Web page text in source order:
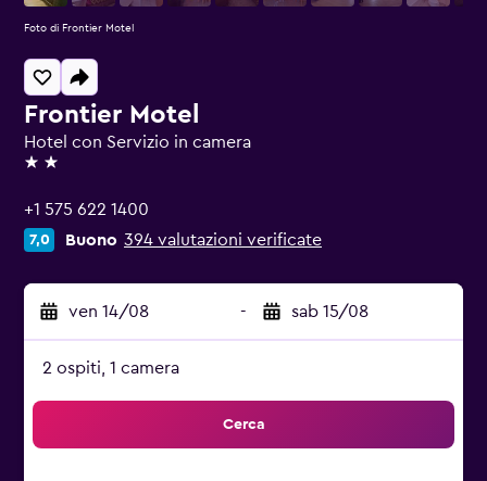
Frontier Motel
Hotel con Servizio in camera
2 stelle
+1 575 622 1400
7,0 Buono 394 valutazioni verificate
ven 14/08 - sab 15/08
2 ospiti, 1 camera
Cerca
Foto di Frontier Motel